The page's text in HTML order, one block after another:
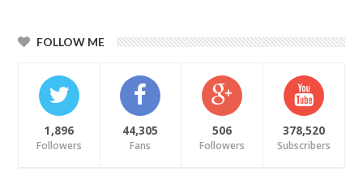
FOLLOW ME
1,896
Followers
44,305
Fans
506
Followers
378,520
Subscribers